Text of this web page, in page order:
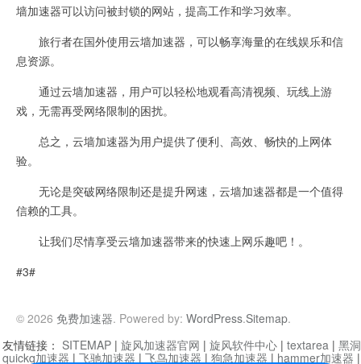
墙加速器可以访问被封锁的网站，提高工作和学习效率。
旅行者在国外使用云墙加速器，可以畅享海量的在线娱乐和信
息资源。
通过云墙加速器，用户可以轻松地观看高清视频、玩线上游
戏，无需再受网络限制的困扰。
总之，云墙加速器为用户提供了便利、高效、畅快的上网体
验。
无论是突破网络限制还是提升网速，云墙加速器都是一个值得
信赖的工具。
让我们尽情享受云墙加速器带来的快速上网乐趣吧！。
#3#
© 2026 免费加速器. Powered by: WordPress.Sitemap.
友情链接： SITEMAP | 旋风加速器官网 | 旋风软件中心 | textarea | 黑
quickq加速器 | 飞驰加速器 | 飞鸟加速器 | 狗急加速器 | hammer加速器